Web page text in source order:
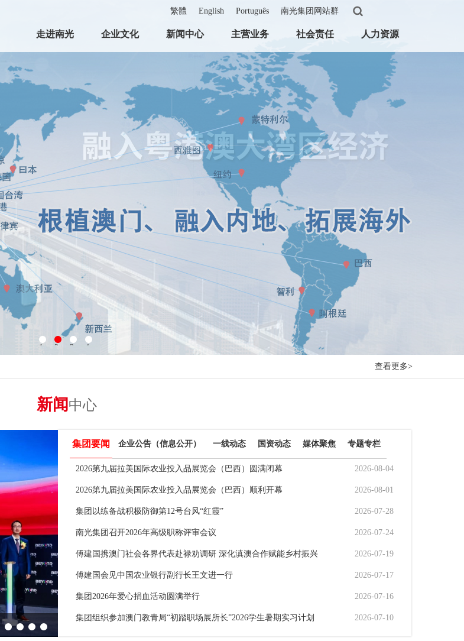
繁體 English Português 南光集团网站群
走进南光 企业文化 新闻中心 主营业务 社会责任 人力资源
1 2 3 4
查看更多>
新闻中心
集团要闻 企业公告（信息公开） 一线动态 国资动态 媒体聚焦 专题专栏
2026-08-04
2026第九届拉美国际农业投入品展览会（巴西）圆满闭幕
2026-08-01
2026第九届拉美国际农业投入品展览会（巴西）顺利开幕
2026-07-28
集团以练备战积极防御第12号台风“红霞”
2026-07-24
南光集团召开2026年高级职称评审会议
2026-07-19
傅建国携澳门社会各界代表赴禄劝调研 深化滇澳合作赋能乡村振兴
2026-07-17
傅建国会见中国农业银行副行长王文进一行
2026-07-16
集团2026年爱心捐血活动圆满举行
2026-07-10
集团组织参加澳门教青局“初踏职场展所长”2026学生暑期实习计划